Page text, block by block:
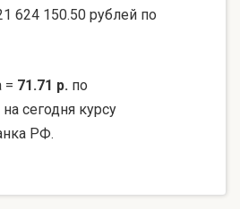
624 150.50 рублей по
= 71.71 р. по
сегодня курсу
РФ.